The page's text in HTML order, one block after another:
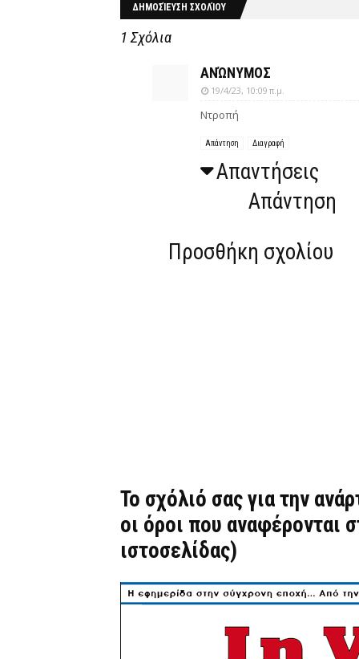
ΔΗΜΟΣΊΕΥΣΗ ΣΧΟΛΊΟΥ
1 Σχόλια
ΑΝΏΝΥΜΟΣ
19/4/23, 10:09 π.μ.
Ντροπή
Απάντηση Διαγραφή
Απαντήσεις
Απάντηση
Προσθήκη σχολίου
Το σχόλιό σας για την
οι όροι που αναφέρονται
ιστοσελίδας)